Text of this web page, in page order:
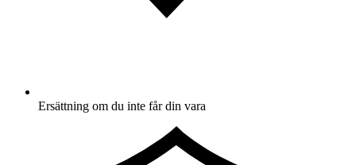
Ersättning om du inte får din vara